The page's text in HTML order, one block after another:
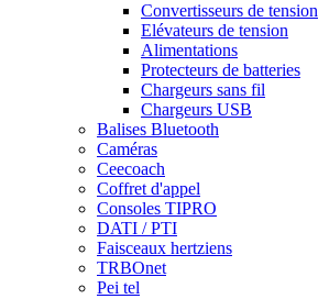
Convertisseurs de tension
Elévateurs de tension
Alimentations
Protecteurs de batteries
Chargeurs sans fil
Chargeurs USB
Balises Bluetooth
Caméras
Ceecoach
Coffret d'appel
Consoles TIPRO
DATI / PTI
Faisceaux hertziens
TRBOnet
Pei tel